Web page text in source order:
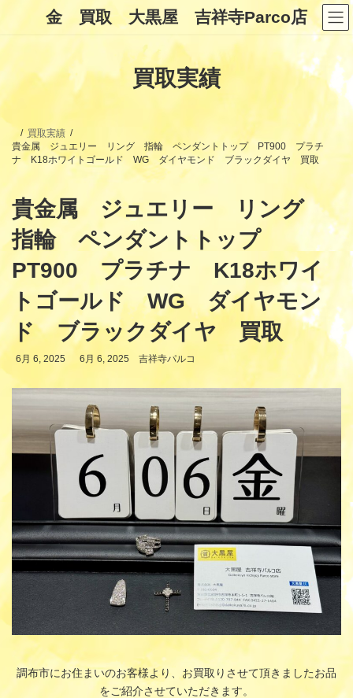
ン
キ
ッ
ー
に
移
金 買取 大黒屋 吉祥寺Parco店
買取実績
買取実績
貴金属 ジュエリー リング 指輪 ペンダントトップ PT900 プラチ
ナ K18ホワイトゴールド WG ダイヤモンド ブラックダイヤ 買取
貴金属 ジュエリー リング
指輪 ペンダントトップ
PT900 プラチナ K18ホワイ
トゴールド WG ダイヤモン
ド ブラックダイヤ 買取
6月 6, 2025
最
日
時
6月 6, 2025 吉祥寺パルコ
調布市にお住まいのお客様より、お買取りさせて頂きましたお品
をご紹介させていただきます。